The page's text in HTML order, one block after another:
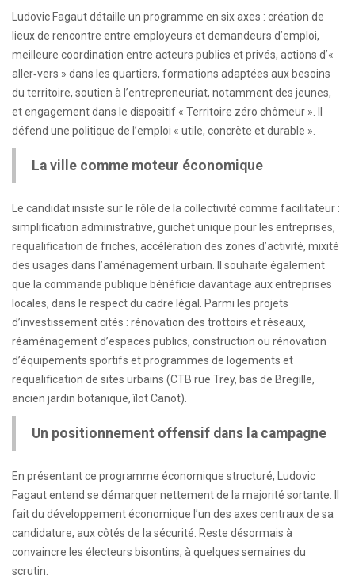
Ludovic Fagaut détaille un programme en six axes : création de
lieux de rencontre entre employeurs et demandeurs d’emploi,
meilleure coordination entre acteurs publics et privés, actions d’«
aller‑vers » dans les quartiers, formations adaptées aux besoins
du territoire, soutien à l’entrepreneuriat, notamment des jeunes,
et engagement dans le dispositif « Territoire zéro chômeur ». Il
défend une politique de l’emploi « utile, concrète et durable ».
La ville comme moteur économique
Le candidat insiste sur le rôle de la collectivité comme facilitateur :
simplification administrative, guichet unique pour les entreprises,
requalification de friches, accélération des zones d’activité, mixité
des usages dans l’aménagement urbain. Il souhaite également
que la commande publique bénéficie davantage aux entreprises
locales, dans le respect du cadre légal. Parmi les projets
d’investissement cités : rénovation des trottoirs et réseaux,
réaménagement d’espaces publics, construction ou rénovation
d’équipements sportifs et programmes de logements et
requalification de sites urbains (CTB rue Trey, bas de Bregille,
ancien jardin botanique, îlot Canot).
Un positionnement offensif dans la campagne
En présentant ce programme économique structuré, Ludovic
Fagaut entend se démarquer nettement de la majorité sortante. Il
fait du développement économique l’un des axes centraux de sa
candidature, aux côtés de la sécurité. Reste désormais à
convaincre les électeurs bisontins, à quelques semaines du
scrutin.